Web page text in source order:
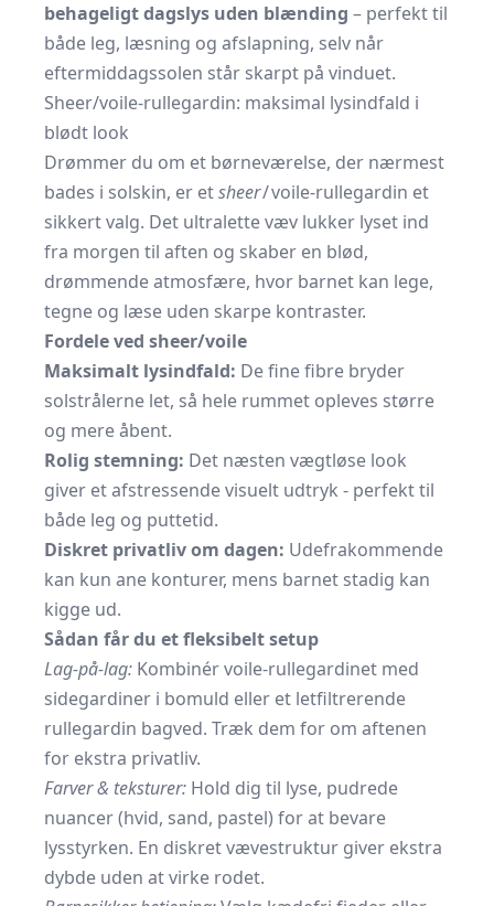
behageligt dagslys uden blænding – perfekt til
både leg, læsning og afslapning, selv når
eftermiddagssolen står skarpt på vinduet.
Sheer/voile-rullegardin: maksimal lysindfald i
blødt look
Drømmer du om et børneværelse, der nærmest
bades i solskin, er etsheer/ voile-rullegardin et
sikkert valg. Det ultralette væv lukker lyset ind
fra morgen til aften og skaber en blød,
drømmende atmosfære, hvor barnet kan lege,
tegne og læse uden skarpe kontraster.
Fordele ved sheer/voile
Maksimalt lysindfald: De fine fibre bryder
solstrålerne let, så hele rummet opleves større
og mere åbent.
Rolig stemning: Det næsten vægtløse look
giver et afstressende visuelt udtryk - perfekt til
både leg og puttetid.
Diskret privatliv om dagen: Udefrakommende
kan kun ane konturer, mens barnet stadig kan
kigge ud.
Sådan får du et fleksibelt setup
Lag-på-lag: Kombinér voile-rullegardinet med
sidegardiner i bomuld eller et letfiltrerende
rullegardin bagved. Træk dem for om aftenen
for ekstra privatliv.
Farver & teksturer: Hold dig til lyse, pudrede
nuancer (hvid, sand, pastel) for at bevare
lysstyrken. En diskret vævestruktur giver ekstra
dybde uden at virke rodet.